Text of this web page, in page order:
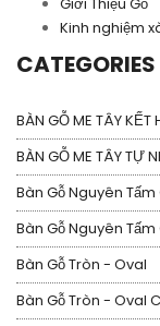
Giới Thiệu Gỗ
Kinh nghiệm
CATEGORIES
BÀN GỖ ME TÂY KẾT
BÀN GỖ ME TÂY TỰ
Bàn Gỗ Nguyên
Bàn Gỗ Nguyên
Bàn Gỗ Tròn - Oval
Bàn Gỗ Tròn - Oval